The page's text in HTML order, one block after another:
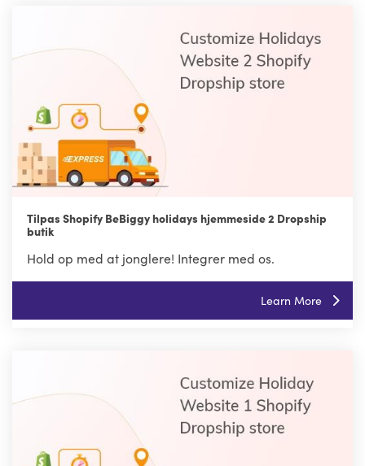
Tilpas Shopify BeBiggy holidays hjemmeside 2 Dropship
butik
Hold op med at jonglere! Integrer med os.
Learn More